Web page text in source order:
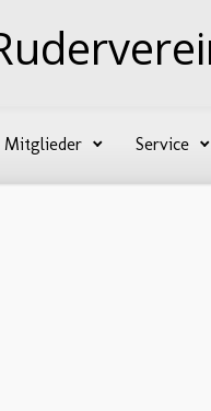
Mitglieder Service